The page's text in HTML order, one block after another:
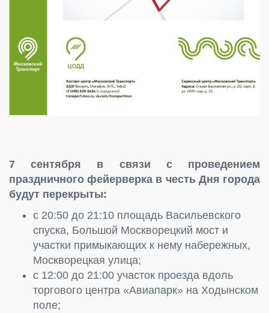
7 сентября в связи с проведением
праздничного фейерверка в честь Дня города
будут перекрыты:
с 20:50 до 21:10 площадь Васильевского
спуска, Большой Москворецкий мост и
участки примыкающих к нему набережных,
Москворецкая улица;
с 12:00 до 21:00 участок проезда вдоль
торгового центра «Авиапарк» на Ходынском
поле;